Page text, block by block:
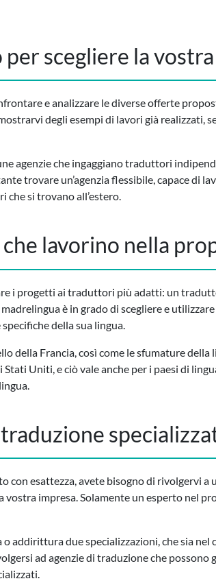
scegliere la
e analizzare le diverse offerte
degli esempi di lavori già realizzati,
agenzie che ingaggiano traduttori
trovare un’agenzia flessibile, capace di
si trovano all’estero.
lavorino nella
i progetti ai traduttori più adatti: un
è in grado di scegliere e
della sua lingua.
della Francia, così come le sfumature della
Uniti, e ciò vale anche per i paesi di
traduzione
con esattezza, avete bisogno di rivolgervi a
vostra impresa. Solamente un esperto nel
addirittura due specializzazioni, che sia nel
ad agenzie di traduzione che